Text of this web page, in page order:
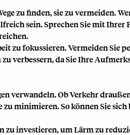
zu finden, sie zu vermeiden.
sein. Sprechen Sie mit Ihrer
zu fokussieren. Vermeiden Sie
verbessern, da Sie Ihre
verwandeln. Ob Verkehr
minimieren. So können Sie
zu investieren, um Lärm zu